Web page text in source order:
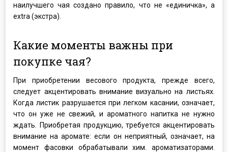
наилучшего чая создано правило, что не «единичка», а
extra (экстра).
Какие моменты важны при
покупке чая?
При приобретении весового продукта, прежде всего,
следует акцентировать внимание визуально на листьях.
Когда листик разрушается при легком касании, означает,
что он уже не свежий, и ароматного напитка не нужно
ждать. Приобретая продукцию, требуется акцентировать
внимание на аромате: если он неприятный, означает, на
момент фасовки обрабатывали хим. ароматизаторами.